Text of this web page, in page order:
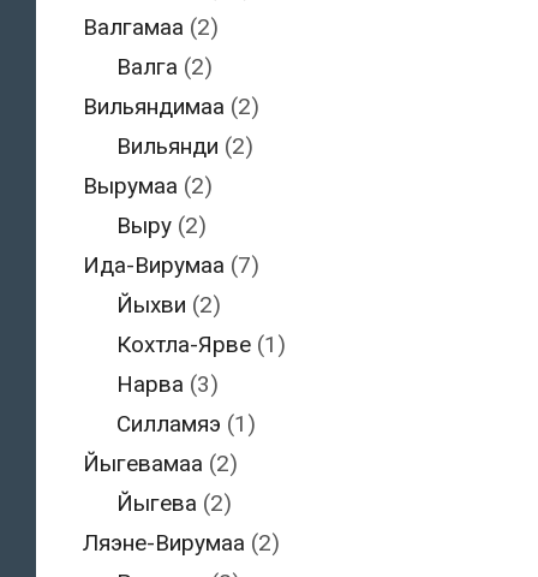
Валгамаа (2)
Валга (2)
Вильяндимаа (2)
Вильянди (2)
Вырумаа (2)
Выру (2)
Ида-Вирумаа (7)
Йыхви (2)
Кохтла-Ярве (1)
Нарва (3)
Силламяэ (1)
Йыгевамаа (2)
Йыгева (2)
Ляэне-Вирумаа (2)